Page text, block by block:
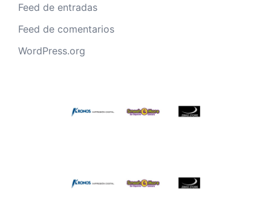
Feed de entradas
Feed de comentarios
WordPress.org